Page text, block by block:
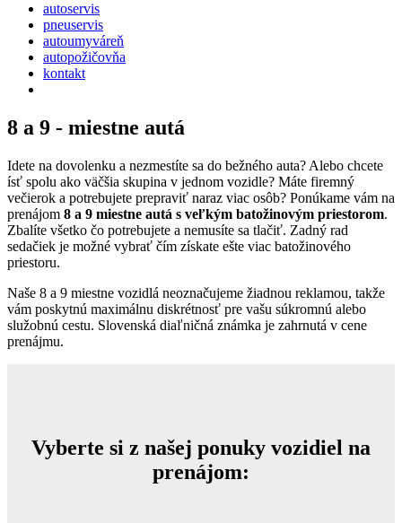
autoservis
pneuservis
autoumyváreň
autopožičovňa
kontakt
8 a 9 - miestne autá
Idete na dovolenku a nezmestíte sa do bežného auta? Alebo chcete
ísť spolu ako väčšia skupina v jednom vozidle? Máte firemný
večierok a potrebujete prepraviť naraz viac osôb? Ponúkame vám na
prenájom 8 a 9 miestne autá s veľkým batožinovým priestorom.
Zbalíte všetko čo potrebujete a nemusíte sa tlačiť. Zadný rad
sedačiek je možné vybrať čím získate ešte viac batožinového
priestoru.
Naše 8 a 9 miestne vozidlá neoznačujeme žiadnou reklamou, takže
vám poskytnú maximálnu diskrétnosť pre vašu súkromnú alebo
služobnú cestu. Slovenská diaľničná známka je zahrnutá v cene
prenájmu.
Vyberte si z našej ponuky vozidiel na
prenájom: